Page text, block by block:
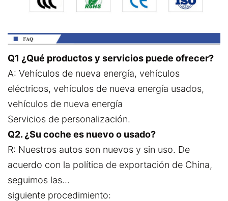
Q1 ¿Qué productos y servicios puede ofrecer?
A: Vehículos de nueva energía, vehículos
eléctricos, vehículos de nueva energía usados,
vehículos de nueva energía
Servicios de personalización.
Q2. ¿Su coche es nuevo o usado?
R: Nuestros autos son nuevos y sin uso. De
acuerdo con la política de exportación de China,
seguimos las...
siguiente procedimiento: